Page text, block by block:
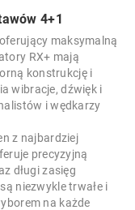
4+1
maksymalną
RX+ mają
konstrukcję i
wibracje, dźwięk i
i wędkarzy
z najbardziej
precyzyjną
długi zasięg
niezwykle trwałe i
na każde